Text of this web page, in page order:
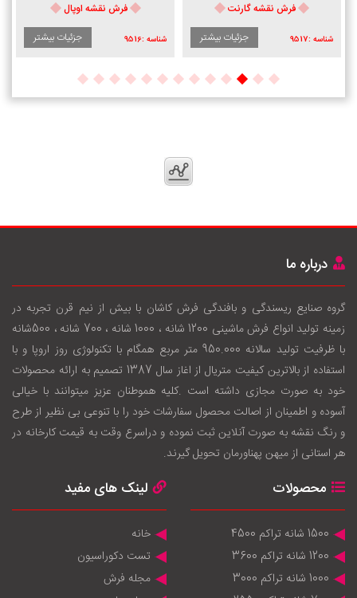
فرش نقشه گارنت
شناسه :9517 جزئیات بیشتر
فرش نقشه اوپال
شناسه :9516 جزئیات بیشتر
درباره ما
گروه صنایع ریسندگی و بافندگی فرش کاشان با بيش از نيم قرن تجربه در
زمينه توليد انواع فرش ماشینی 1200 شانه ، 1000 شانه ، 700 شانه ، 500شانه
با ظرفيت توليد سالانه 950.000 متر مربع همگام با تکنولوژی روز اروپا و با
استفاده از بالاترين کيفيت متريال از اغاز سال 1387 تصميم به ارائه محصولات
خود به صورت مجازی داشته است .کليه هموطنان عزيز ميتوانند با خيالی
آسوده و اطمينان از اصالت محصول سفارشات خود را با تنوعی بی نظير از طرح
و رنگ نقشه به صورت آنلاين ثبت نموده و دراسرع وقت به قيمت کارخانه در
هر استانی از ميهن پهناورمان تحويل گيرند.
محصولات
1500 شانه تراکم 4500
1200 شانه تراکم 3600
1000 شانه تراکم 3000
لینک های مفید
خانه
تست دکوراسیون
مجله فرش